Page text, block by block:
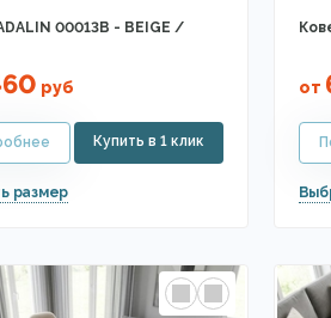
00013B - BEIGE /
руб от